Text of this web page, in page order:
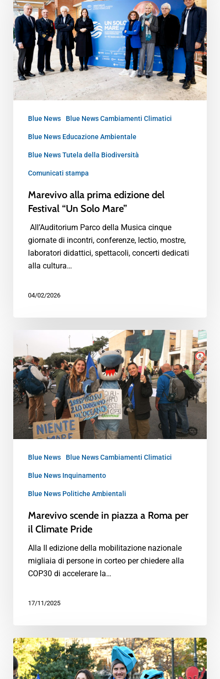
Blue News Blue News Cambiamenti Climatici
Blue News Educazione Ambientale
Blue News Tutela della Biodiversità
Comunicati stampa
Marevivo alla prima edizione del
Festival “Un Solo Mare”
All’Auditorium Parco della Musica cinque
giornate di incontri, conferenze, lectio, mostre,
laboratori didattici, spettacoli, concerti dedicati
alla cultura…
04/02/2026
Blue News Blue News Cambiamenti Climatici
Blue News Inquinamento
Blue News Politiche Ambientali
Marevivo scende in piazza a Roma per
il Climate Pride
Alla II edizione della mobilitazione nazionale
migliaia di persone in corteo per chiedere alla
COP30 di accelerare la…
17/11/2025